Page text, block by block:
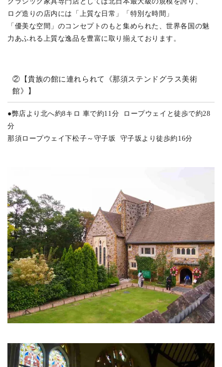
ログ造りの店内には「上質な日常」「特別な時間」
「優美な空間」のコンセプトのもと集められた、世界各国の魅
力あふれる上質な逸品を豊富に取り揃えております。
②【貴族の館に連れられて《那須ステンドグラス美術
館》】
●弊店より北へ約8キロ 車で約11分 ロープウェイと徒歩で約28
分
那須ロープウェイ下松子～守子坂 守子坂より徒歩約16分